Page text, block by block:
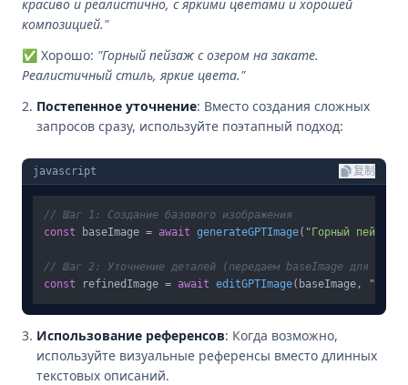
красиво и реалистично, с яркими цветами и хорошей
композицией."
✅ Хорошо: "Горный пейзаж с озером на закате.
Реалистичный стиль, яркие цвета."
Постепенное уточнение: Вместо создания сложных
запросов сразу, используйте поэтапный подход:
javascript 复制
// Шаг 1: Создание базового изображения
const baseImage = await generateGPTImage( "Горный пейзаж
// Шаг 2: Уточнение деталей (передаем baseImage для
const refinedImage = await editGPTImage(baseImage,
Использование референсов: Когда возможно,
используйте визуальные референсы вместо длинных
текстовых описаний.